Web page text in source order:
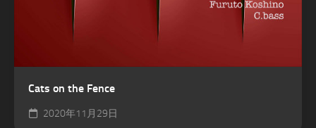
Cats on the Fence
2020年11月29日